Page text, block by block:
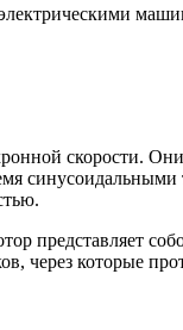
скорости.
представляет
через которые